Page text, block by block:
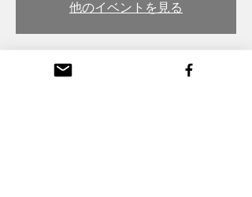
他のイベントを見る
日時・場所